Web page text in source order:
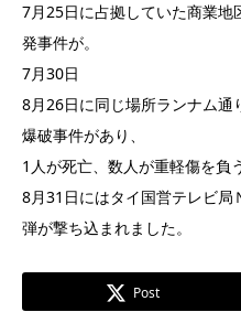
7月25日に占拠していた商業地
発事件が。
7月30日
8月26日に同じ場所ランナム
爆破事件があり、
1人が死亡、数人が重軽傷を負
8月31日にはタイ国営テレビ
弾が撃ち込まれました。
Post